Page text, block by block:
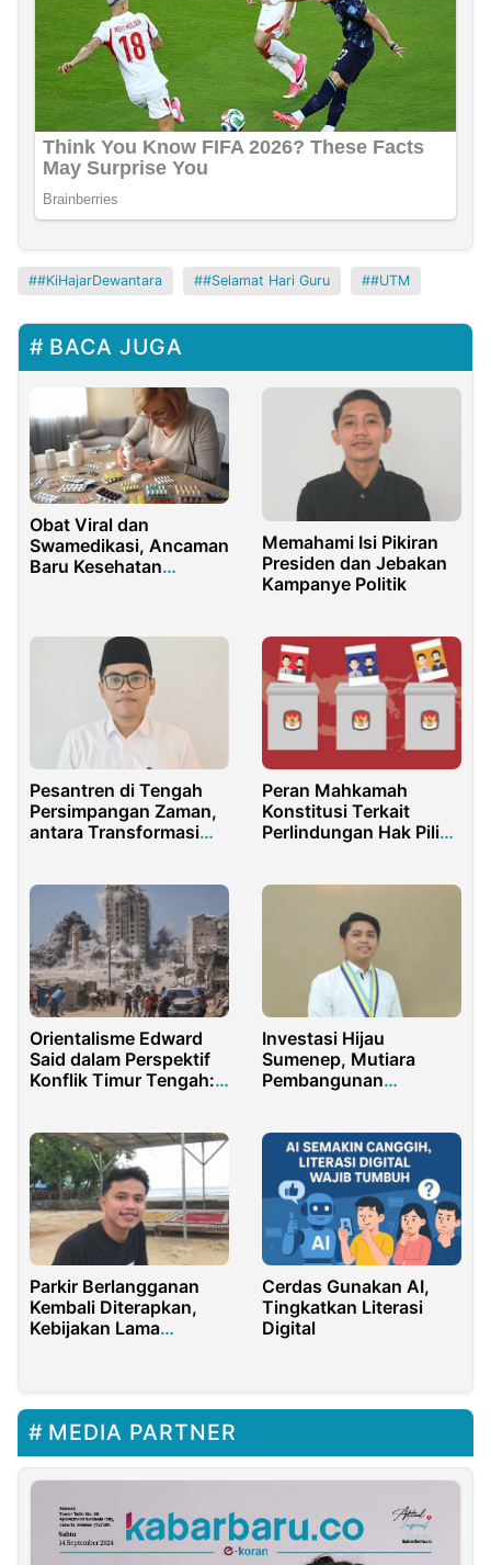
#KiHajarDewantara #Selamat Hari Guru #UTM
BACA JUGA
Obat Viral dan
Swamedikasi, Ancaman
Baru Kesehatan
Memahami Isi Pikiran
Presiden dan Jebakan
Kampanye Politik
Pesantren di Tengah
Persimpangan Zaman,
antara Transformasi
Peran Mahkamah
Konstitusi Terkait
Perlindungan Hak Pilih
2019
Orientalisme Edward
Said dalam Perspektif
Konflik Timur Tengah:
Investasi Hijau
Sumenep, Mutiara
Pembangunan
Parkir Berlangganan
Kembali Diterapkan,
Kebijakan Lama
Cerdas Gunakan AI,
Tingkatkan Literasi
Digital
MEDIA PARTNER